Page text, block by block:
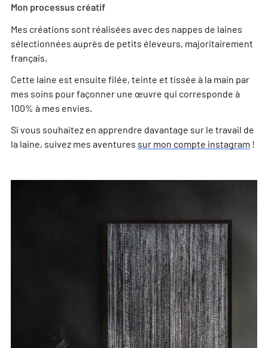
Mon processus créatif
Mes créations sont réalisées avec des nappes de laines
sélectionnées auprès de petits éleveurs, majoritairement
français.
Cette laine est ensuite filée, teinte et tissée à la main par
mes soins pour façonner une œuvre qui corresponde à
100% à mes envies.
Si vous souhaitez en apprendre davantage sur le travail de
la laine, suivez mes aventures sur mon compte instagram !